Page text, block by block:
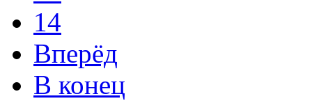
14
Вперёд
В конец